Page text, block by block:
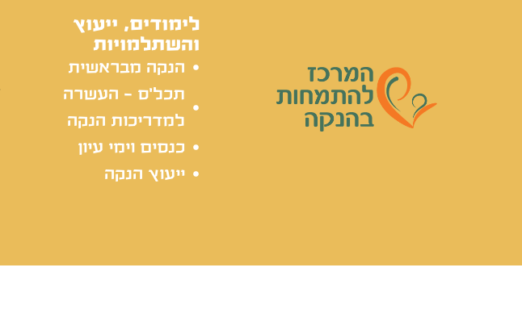
לימודים, ייעוץ
והשתלמויות
הנקה מבראשית
תכל'ס - העשרה
למדריכות הנקה
כנסים וימי עיון
ייעוץ הנקה